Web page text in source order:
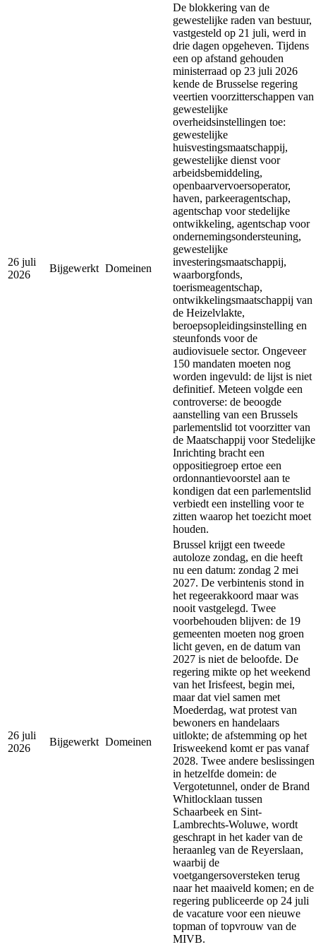
26 juli
2026
Bijgewerkt Domeinen
De blokkering van de
gewestelijke raden van bestuur,
vastgesteld op 21 juli, werd in
drie dagen opgeheven. Tijdens
een op afstand gehouden
ministerraad op 23 juli 2026
kende de Brusselse regering
veertien voorzitterschappen van
gewestelijke
overheidsinstellingen toe:
gewestelijke
huisvestingsmaatschappij,
gewestelijke dienst voor
arbeidsbemiddeling,
openbaarvervoersoperator,
haven, parkeeragentschap,
agentschap voor stedelijke
ontwikkeling, agentschap voor
ondernemingsondersteuning,
gewestelijke
investeringsmaatschappij,
waarborgfonds,
toerismeagentschap,
ontwikkelingsmaatschappij van
de Heizelvlakte,
beroepsopleidingsinstelling en
steunfonds voor de
audiovisuele sector. Ongeveer
150 mandaten moeten nog
worden ingevuld: de lijst is niet
definitief. Meteen volgde een
controverse: de beoogde
aanstelling van een Brussels
parlementslid tot voorzitter van
de Maatschappij voor Stedelijke
Inrichting bracht een
oppositiegroep ertoe een
ordonnantievoorstel aan te
kondigen dat een parlementslid
verbiedt een instelling voor te
zitten waarop het toezicht moet
houden.
26 juli
2026
Bijgewerkt Domeinen
Brussel krijgt een tweede
autoloze zondag, en die heeft
nu een datum: zondag 2 mei
2027. De verbintenis stond in
het regeerakkoord maar was
nooit vastgelegd. Twee
voorbehouden blijven: de 19
gemeenten moeten nog groen
licht geven, en de datum van
2027 is niet de beloofde. De
regering mikte op het weekend
van het Irisfeest, begin mei,
maar dat viel samen met
Moederdag, wat protest van
bewoners en handelaars
uitlokte; de afstemming op het
Irisweekend komt er pas vanaf
2028. Twee andere beslissingen
in hetzelfde domein: de
Vergotetunnel, onder de Brand
Whitlocklaan tussen
Schaarbeek en Sint-
Lambrechts-Woluwe, wordt
geschrapt in het kader van de
heraanleg van de Reyerslaan,
waarbij de
voetgangersoversteken terug
naar het maaiveld komen; en de
regering publiceerde op 24 juli
de vacature voor een nieuwe
topman of topvrouw van de
MIVB.